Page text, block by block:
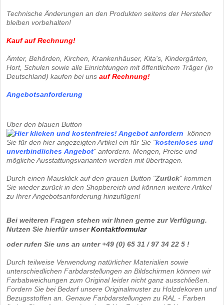
Technische Änderungen an den Produkten seitens der Hersteller
bleiben vorbehalten!
Kauf auf Rechnung!
Ämter, Behörden, Kirchen, Krankenhäuser, Kita's, Kindergärten,
Hort, Schulen sowie alle Einrichtungen mit öffentlichem Träger (in
Deutschland) kaufen bei uns auf Rechnung!
Angebotsanforderung
Über den blauen Button
können
Sie für den hier angezeigten Artikel ein für Sie "kostenloses und
unverbindliches Angebot" anfordern. Mengen, Preise und
mögliche Ausstattungsvarianten werden mit übertragen.
Durch einen Mausklick auf den grauen Button "Zurück" kommen
Sie wieder zurück in den Shopbereich und können weitere Artikel
zu Ihrer Angebotsanforderung hinzufügen!
Bei weiteren Fragen stehen wir Ihnen gerne zur Verfügung.
Nutzen Sie hierfür unserKontaktformular
oder rufen Sie uns an unter +49 (0) 65 31 / 97 34 22 5 !
Durch teilweise Verwendung natürlicher Materialien sowie
unterschiedlichen Farbdarstellungen an Bildschirmen können wir
Farbabweichungen zum Original leider nicht ganz ausschließen.
Fordern Sie bei Bedarf unsere Originalmuster zu Holzdekoren und
Bezugsstoffen an. Genaue Farbdarstellungen zu RAL - Farben